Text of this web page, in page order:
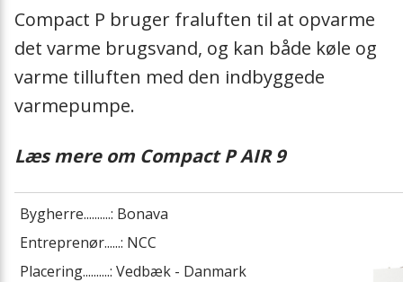
Compact P bruger fraluften til at opvarme
det varme brugsvand, og kan både køle og
varme tilluften med den indbyggede
varmepumpe.
Læs mere om Compact P AIR 9
Bygherre..........: Bonava
Entreprenør......: NCC
Placering..........: Vedbæk - Danmark